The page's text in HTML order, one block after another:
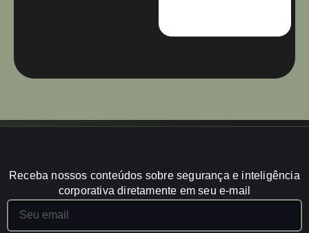
Receba nossos conteúdos sobre segurança e inteligência
corporativa diretamente em seu e-mail